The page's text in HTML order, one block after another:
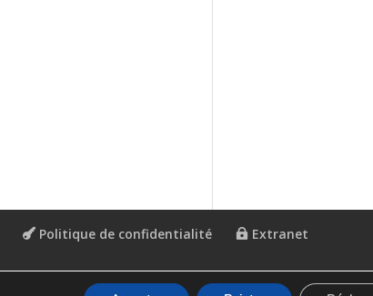
Politique de confidentialité
Extranet